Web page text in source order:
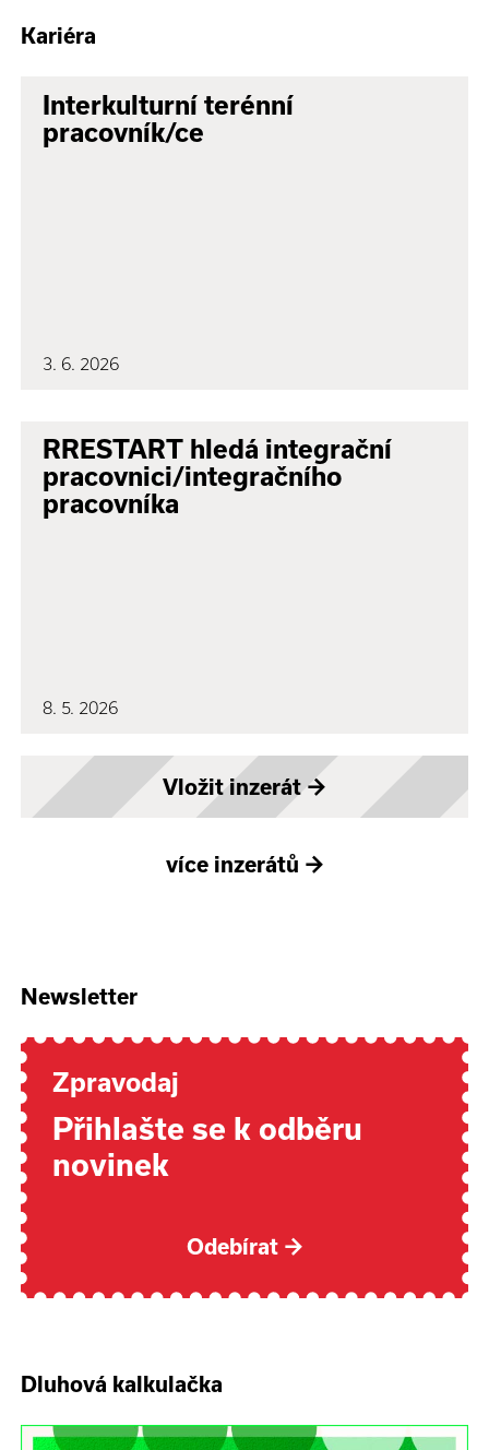
Kariéra
Interkulturní terénní
pracovník/ce
3. 6. 2026
RRESTART hledá integrační
pracovnici/integračního
pracovníka
8. 5. 2026
Vložit inzerát→
více inzerátů →
Newsletter
Zpravodaj
Přihlašte se k odběru
novinek
Odebírat →
Dluhová kalkulačka